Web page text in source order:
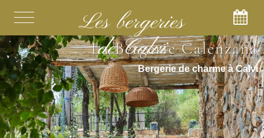
La Bergerie Calenzana
Bergerie de charme à Calvi